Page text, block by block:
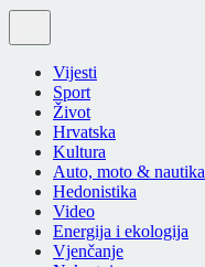
Vijesti
Sport
Život
Hrvatska
Kultura
Auto, moto & nautika
Hedonistika
Video
Energija i ekologija
Vjenčanje